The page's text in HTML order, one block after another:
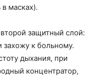
масках).
защитный слой:
захожу к больному.
дыхания, при
концентратор,